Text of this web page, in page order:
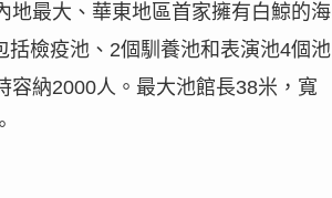
地最大、華東地區首家擁有白鯨的海
括檢疫池、 2個馴養池和表演池4個池
容納2000人。最大池館長38米，寬